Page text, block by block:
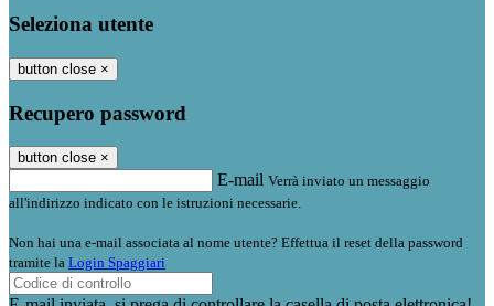
Seleziona utente
button close ×
Recupero password
button close ×
E-mail Verrà inviato un messaggio
all'indirizzo indicato con le istruzioni necessarie.
Non hai una e-mail associata al nome utente? Effettua il reset della password
tramite la Login Spaggiari